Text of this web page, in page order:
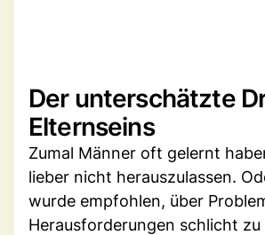
Der unterschätzte
Elternseins
Zumal Männer oft gelernt
lieber nicht herauszulassen.
wurde empfohlen, über
Herausforderungen schlicht zu